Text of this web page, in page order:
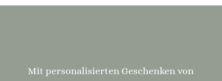
Mit personalisierten Geschenken von